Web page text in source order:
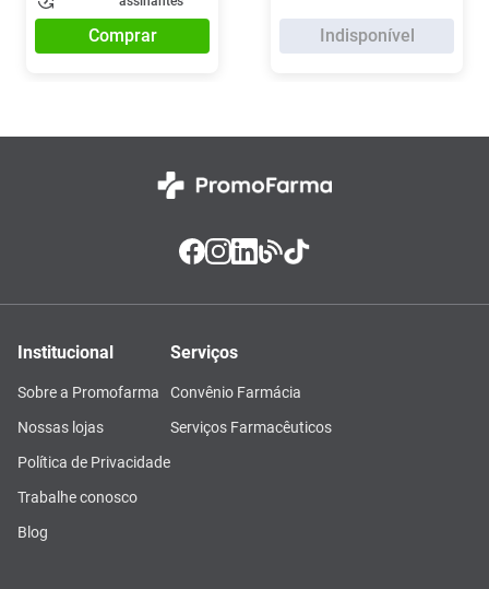
Comprar Indisponível
Institucional
Sobre a Promofarma
Nossas lojas
Política de Privacidade
Trabalhe conosco
Blog
Serviços
Convênio Farmácia
Serviços Farmacêuticos